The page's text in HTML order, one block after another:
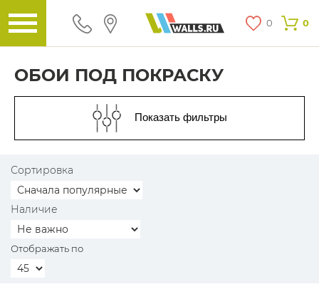
0 0
ОБОИ ПОД ПОКРАСКУ
Показать фильтры
Сортировка
Наличие
Отображать по